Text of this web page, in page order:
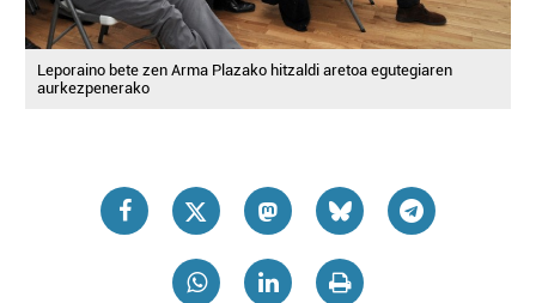
Leporaino bete zen Arma Plazako hitzaldi aretoa egutegiaren
aurkezpenerako